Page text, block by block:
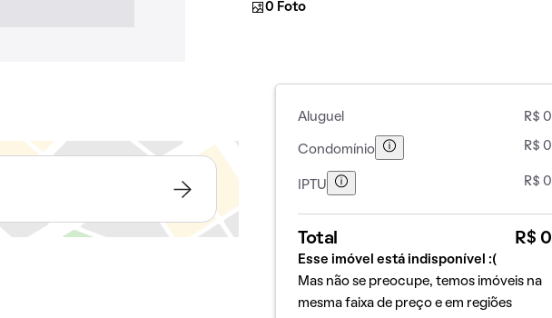
0 Foto
Aluguel R$ 0
Condomínio R$ 0
IPTU R$ 0
Total R$ 0
Esse imóvel está indisponível :(
Mas não se preocupe, temos imóveis na
mesma faixa de preço e em regiões